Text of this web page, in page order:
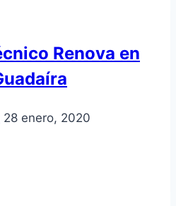
Renova en
28 enero, 2020